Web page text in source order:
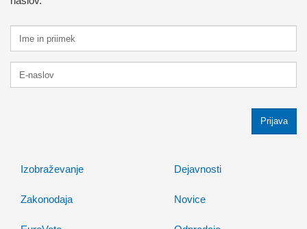
vlagateljih
Petek, 10.5.2024
skupaj za potrošnike - novinarska konferenca
Izobraževanje
Zakonodaja
Dejavnosti
Novice